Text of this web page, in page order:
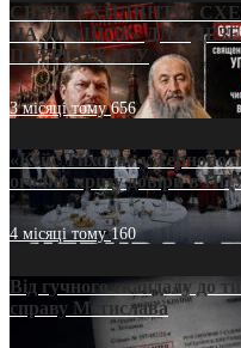
СВЯТІ УХИЛЯНТИ:
НА «ОФШОР» ДЛЯ
ПАТРІАРХАТУ
3 місяці тому656
«Кейс Тихона» у
оголив кризу довіри в
4 місяці тому160
Від гучного скандалу до
справу Мстислава